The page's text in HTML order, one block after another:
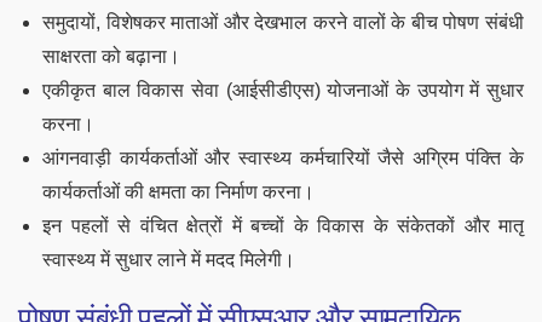
समुदायों, विशेषकर माताओं और देखभाल करने वालों के बीच पोषण संबंधी
साक्षरता को बढ़ाना।
एकीकृत बाल विकास सेवा (आईसीडीएस) योजनाओं के उपयोग में सुधार
करना।
आंगनवाड़ी कार्यकर्ताओं और स्वास्थ्य कर्मचारियों जैसे अग्रिम पंक्ति के
कार्यकर्ताओं की क्षमता का निर्माण करना।
इन पहलों से वंचित क्षेत्रों में बच्चों के विकास के संकेतकों और मातृ
स्वास्थ्य में सुधार लाने में मदद मिलेगी।